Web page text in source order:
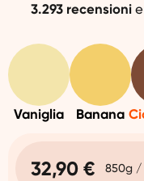
3.293 recensionie
Vaniglia Banana
32,90 € 850g /